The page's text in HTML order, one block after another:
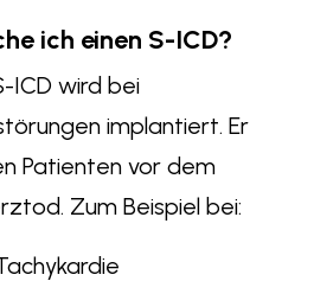
ich einen S-ICD?
ICD wird bei
implantiert. Er
Patienten vor dem
Zum Beispiel bei: